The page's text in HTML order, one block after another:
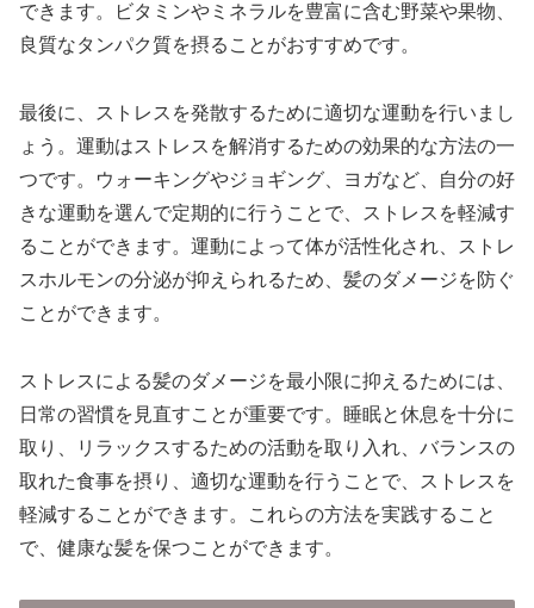
できます。ビタミンやミネラルを豊富に含む野菜や果物、
良質なタンパク質を摂ることがおすすめです。
最後に、ストレスを発散するために適切な運動を行いまし
ょう。運動はストレスを解消するための効果的な方法の一
つです。ウォーキングやジョギング、ヨガなど、自分の好
きな運動を選んで定期的に行うことで、ストレスを軽減す
ることができます。運動によって体が活性化され、ストレ
スホルモンの分泌が抑えられるため、髪のダメージを防ぐ
ことができます。
ストレスによる髪のダメージを最小限に抑えるためには、
日常の習慣を見直すことが重要です。睡眠と休息を十分に
取り、リラックスするための活動を取り入れ、バランスの
取れた食事を摂り、適切な運動を行うことで、ストレスを
軽減することができます。これらの方法を実践すること
で、健康な髪を保つことができます。